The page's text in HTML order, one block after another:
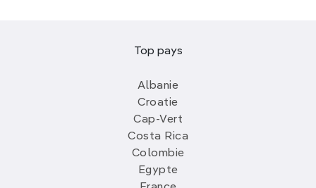
Top pays
Albanie
Croatie
Cap-Vert
Costa Rica
Colombie
Egypte